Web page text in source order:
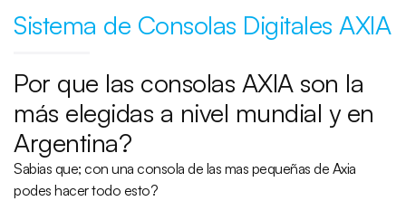
Sistema de Consolas Digitales AXIA
Por que las consolas AXIA son la
más elegidas a nivel mundial y en
Argentina?
Sabias que; con una consola de las mas pequeñas de Axia
podes hacer todo esto?